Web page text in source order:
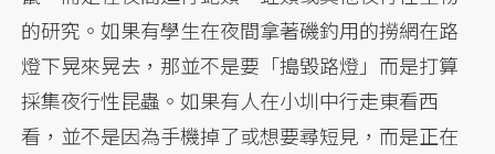
的研究。如果有學生在夜間拿著磯釣用的撈網在路
燈下晃來晃去，那並不是要「搗毀路燈」而是打算
採集夜行性昆蟲。如果有人在小圳中行走東看西
看，並不是因為手機掉了或想要尋短見，而是正在